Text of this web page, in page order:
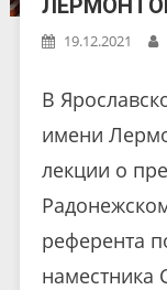
19.12.2021
В
имени
лекции о
референта
наместника